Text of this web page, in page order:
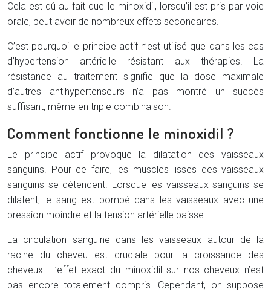
Cela est dû au fait que le minoxidil, lorsqu’il est pris par voie
orale, peut avoir de nombreux effets secondaires.
C’est pourquoi le principe actif n’est utilisé que dans les cas
d’hypertension artérielle résistant aux thérapies. La
résistance au traitement signifie que la dose maximale
d’autres antihypertenseurs n’a pas montré un succès
suffisant, même en triple combinaison.
Comment fonctionne le minoxidil ?
Le principe actif provoque la dilatation des vaisseaux
sanguins. Pour ce faire, les muscles lisses des vaisseaux
sanguins se détendent. Lorsque les vaisseaux sanguins se
dilatent, le sang est pompé dans les vaisseaux avec une
pression moindre et la tension artérielle baisse.
La circulation sanguine dans les vaisseaux autour de la
racine du cheveu est cruciale pour la croissance des
cheveux. L’effet exact du minoxidil sur nos cheveux n’est
pas encore totalement compris. Cependant, on suppose